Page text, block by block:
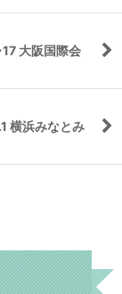
大阪国際会
横浜みなとみ